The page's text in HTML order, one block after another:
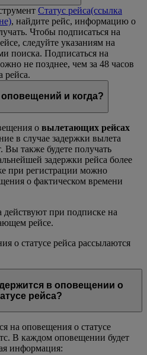
Статус рейса(ссылка
, найдите рейс, информацию о
Чтобы подписаться на
следуйте указаниям на
поиска. Подписаться на
не позднее, чем за 48 часов
рейса.
и когда?
о вылетающих рейсах
в случае задержки вылета
Вы также будете получать
задержки рейса более
при регистрации можно
о фактическом времени
при подписке на
рейсе.
о статусе рейса рассылаются
в оповещении о
рейса?
на оповещения о статусе
В каждом оповещении будет
информация: